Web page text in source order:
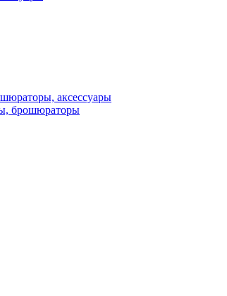
аксессуары
брошюраторы